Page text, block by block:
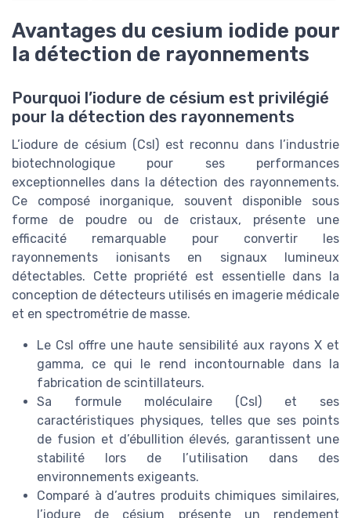
Avantages du cesium iodide pour
la détection de rayonnements
Pourquoi l’iodure de césium est privilégié
pour la détection des rayonnements
L’iodure de césium (CsI) est reconnu dans l’industrie
biotechnologique pour ses performances
exceptionnelles dans la détection des rayonnements.
Ce composé inorganique, souvent disponible sous
forme de poudre ou de cristaux, présente une
efficacité remarquable pour convertir les
rayonnements ionisants en signaux lumineux
détectables. Cette propriété est essentielle dans la
conception de détecteurs utilisés en imagerie médicale
et en spectrométrie de masse.
Le CsI offre une haute sensibilité aux rayons X et
gamma, ce qui le rend incontournable dans la
fabrication de scintillateurs.
Sa formule moléculaire (CsI) et ses
caractéristiques physiques, telles que ses points
de fusion et d’ébullition élevés, garantissent une
stabilité lors de l’utilisation dans des
environnements exigeants.
Comparé à d’autres produits chimiques similaires,
l’iodure de césium présente un rendement